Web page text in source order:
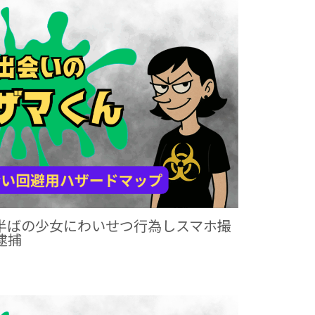
の少女にわいせつ行為しスマホ撮
捕